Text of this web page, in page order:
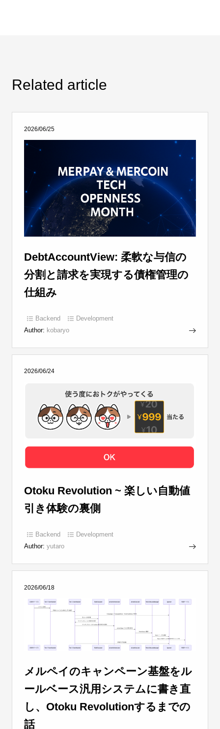
Related article
2026/06/25
DebtAccountView: 柔軟な与信の
分割と請求を実現する債権管理の
仕組み
Backend
Development
Author: kobaryo
2026/06/24
Otoku Revolution ~ 楽しい自動値
引き体験の裏側
Backend
Development
Author: yutaro
2026/06/18
メルペイのキャンペーン基盤をル
ールベース汎用システムに書き直
し、Otoku Revolutionするまでの
話